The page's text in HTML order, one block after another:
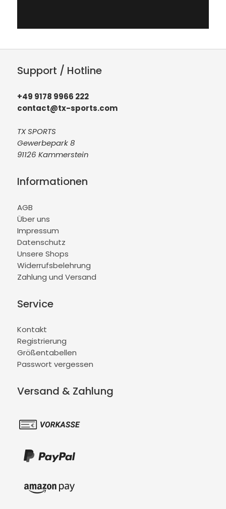
Support / Hotline
+49 9178 9966 222
contact@tx-sports.com
TX SPORTS
Gewerbepark 8
91126 Kammerstein
Informationen
AGB
Über uns
Impressum
Datenschutz
Unsere Shops
Widerrufsbelehrung
Zahlung und Versand
Service
Kontakt
Registrierung
Größentabellen
Passwort vergessen
Versand & Zahlung